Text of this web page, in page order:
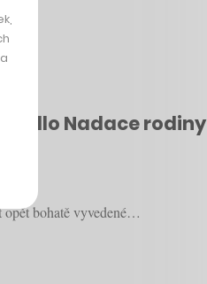
sídlo Nadace rodiny
opět bohatě vyvedené…